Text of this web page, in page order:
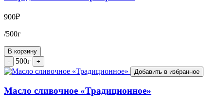
900₽
/500г
В корзину
-
500г
+
Добавить в избранное
Масло сливочное «Традиционное»